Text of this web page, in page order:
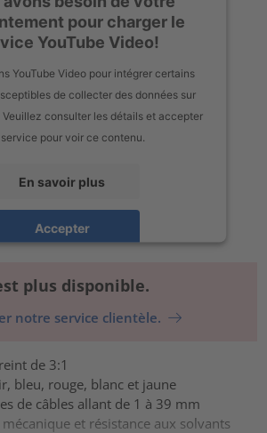
pour charger le
YouTube Video!
YouTube Video pour intégrer certains
de collecter des données sur
consulter les détails et accepter
pour voir ce contenu.
En savoir plus
Accepter
plus disponible.
notre service clientèle.
de 3:1
bleu, rouge, blanc et jaune
de câbles allant de 1 à 39 mm
et résistance aux solvants